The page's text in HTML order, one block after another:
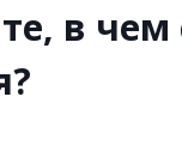
в чем